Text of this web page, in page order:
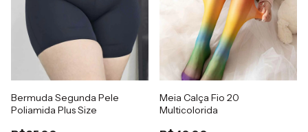
Bermuda Segunda Pele
Poliamida Plus Size
Meia Calça Fio 20
Multicolorida